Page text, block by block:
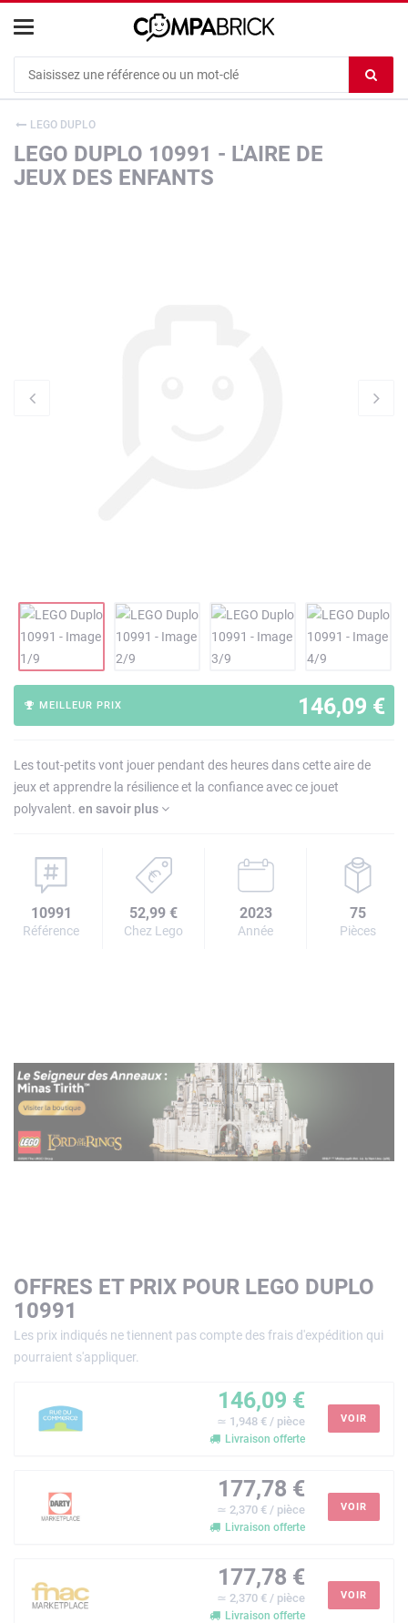
le
LEGO DUPLO
LEGO DUPLO 10991 - L'AIRE DE
JEUX DES ENFANTS
146,09 €
MEILLEUR PRIX
Les tout-petits vont jouer pendant des heures dans cette aire de
jeux et apprendre la résilience et la confiance avec ce jouet
polyvalent. en savoir plus
10991
Référence
52,99 €
Chez Lego
2023
Année
75
Pièces
OFFRES ET PRIX POUR LEGO DUPLO
10991
Les prix indiqués ne tiennent pas compte des frais d'expédition qui
pourraient s'appliquer.
146,09 €
≃ 1,948 € / pièce
Livraison offerte
VOIR
177,78 €
≃ 2,370 € / pièce
Livraison offerte
VOIR
177,78 €
≃ 2,370 € / pièce
Livraison offerte
VOIR
Cookies management panel